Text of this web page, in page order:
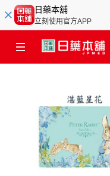
日藥本舖
立刻使用官方APP